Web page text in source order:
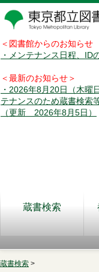
＜図書館からのお知ら
・メンテナンス日程、
＜最新のお知らせ＞
・2026年8月20日（木曜
テナンスのため蔵書検索
（更新 2026年8月5日）
蔵書検索
蔵書検索 >